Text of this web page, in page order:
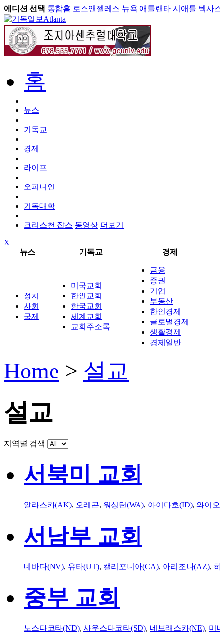
에디션 선택 통합홈 로스앤젤레스 뉴욕 애틀랜타 시애틀 텍사
Atlanta
홈
뉴스
기독교
경제
라이프
오피니언
기독대학
크리스천 잡스 동영상 더보기
X
뉴스
기독교 경제
정치
사회
국제
미국교회
한인교회
한국교회
세계교회
교회주소록
금융
증권
기업
부동산
한인경제
글로벌경제
생활경제
경제일반
Home > 설교
설교
지역별 검색
서북미 교회
알라스카(AK), 오레곤, 워싱턴(WA), 아이다호(ID), 와이
서남부 교회
네바다(NV), 유타(UT), 캘리포니아(CA), 아리조나(AZ),
중부 교회
노스다코타(ND), 사우스다코타(SD), 네브래스카(NE), 미